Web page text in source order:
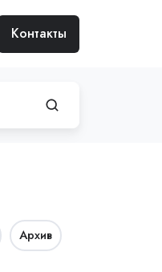
Контакты
Архив